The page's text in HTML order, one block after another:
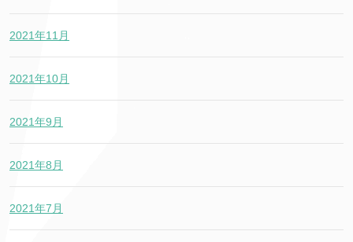
2021年11月
2021年10月
2021年9月
2021年8月
2021年7月